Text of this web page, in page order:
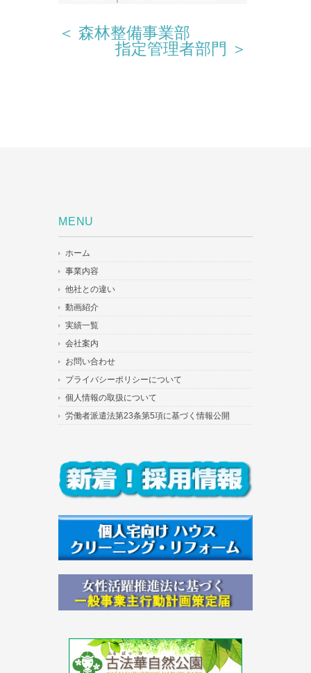
＜ 森林整備事業部
指定管理者部門 ＞
MENU
ホーム
事業内容
他社との違い
動画紹介
実績一覧
会社案内
お問い合わせ
プライバシーポリシーについて
個人情報の取扱について
労働者派遣法第23条第5項に基づく情報公開